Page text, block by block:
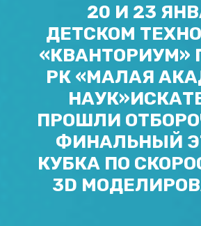
20 И 23
ДЕТСКОМ
«КВАНТОРИУМ»
РК «МАЛАЯ
ПРОШЛИ
ФИНАЛЬНЫЙ
КУБКА ПО
3D